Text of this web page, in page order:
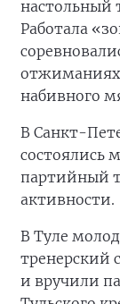
настольный
Работала
набивного
В Санкт-
состоялись
партийный
активности.
В Туле
тренерский
и вручили